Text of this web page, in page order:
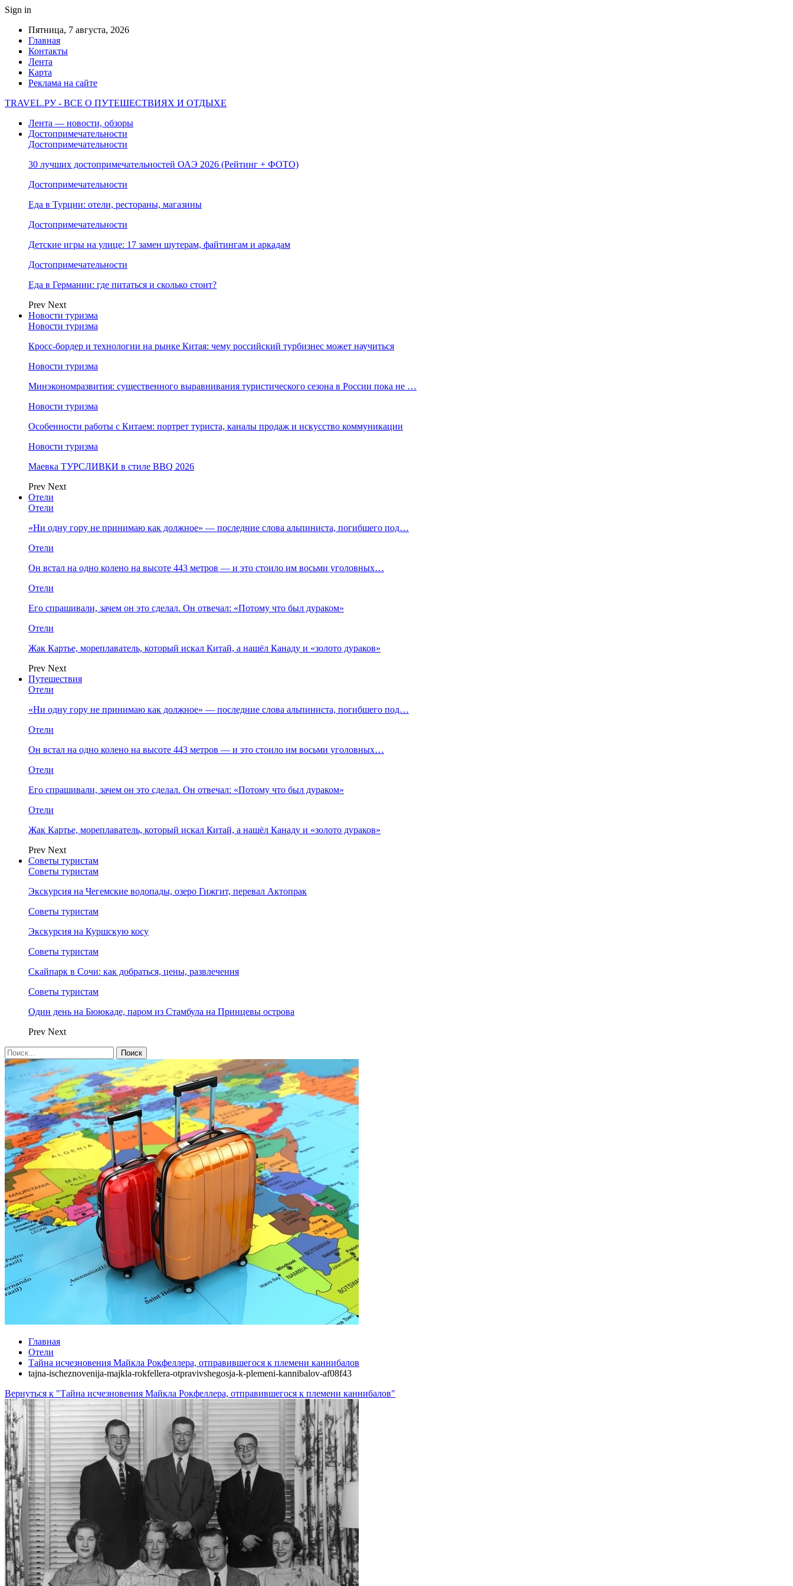
Sign in
Пятница, 7 августа, 2026
Главная
Контакты
Лента
Карта
Реклама на сайте
TRAVEL.РУ - ВСЕ О ПУТЕШЕСТВИЯХ И ОТДЫХЕ
Лента — новости, обзоры
Достопримечательности
Достопримечательности
30 лучших достопримечательностей ОАЭ 2026 (Рейтинг + ФОТО)
Достопримечательности
Еда в Турции: отели, рестораны, магазины
Достопримечательности
Детские игры на улице: 17 замен шутерам, файтингам и аркадам
Достопримечательности
Еда в Германии: где питаться и сколько стоит?
Prev Next
Новости туризма
Новости туризма
Кросс-бордер и технологии на рынке Китая: чему российский турбизнес может научиться
Новости туризма
Минэкономразвития: существенного выравнивания туристического сезона в России пока не …
Новости туризма
Особенности работы с Китаем: портрет туриста, каналы продаж и искусство коммуникации
Новости туризма
Маевка ТУРСЛИВКИ в стиле BBQ 2026
Prev Next
Отели
Отели
«Ни одну гору не принимаю как должное» — последние слова альпиниста, погибшего под…
Отели
Он встал на одно колено на высоте 443 метров — и это стоило им восьми уголовных…
Отели
Его спрашивали, зачем он это сделал. Он отвечал: «Потому что был дураком»
Отели
Жак Картье, мореплаватель, который искал Китай, а нашёл Канаду и «золото дураков»
Prev Next
Путешествия
Отели
«Ни одну гору не принимаю как должное» — последние слова альпиниста, погибшего под…
Отели
Он встал на одно колено на высоте 443 метров — и это стоило им восьми уголовных…
Отели
Его спрашивали, зачем он это сделал. Он отвечал: «Потому что был дураком»
Отели
Жак Картье, мореплаватель, который искал Китай, а нашёл Канаду и «золото дураков»
Prev Next
Советы туристам
Советы туристам
Экскурсия на Чегемские водопады, озеро Гижгит, перевал Актопрак
Советы туристам
Экскурсия на Куршскую косу
Советы туристам
Скайпарк в Сочи: как добраться, цены, развлечения
Советы туристам
Один день на Бююкаде, паром из Стамбула на Принцевы острова
Prev Next
Главная
Отели
Тайна исчезновения Майкла Рокфеллера, отправившегося к племени каннибалов
tajna-ischeznovenija-majkla-rokfellera-otpravivshegosja-k-plemeni-kannibalov-af08f43
Вернуться к "Тайна исчезновения Майкла Рокфеллера, отправившегося к племени каннибалов"